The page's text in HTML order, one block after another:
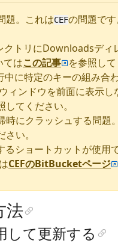
題。これはCEFの問題で
トリにDownloadsディ
てはこの記事 を参照して
に特定のキーの組み合
ィンドウを前面に表示し
してください。
にクラッシュする問題
い。
ショートカットが使用
CEFのBitBucketページ
法
して更新する